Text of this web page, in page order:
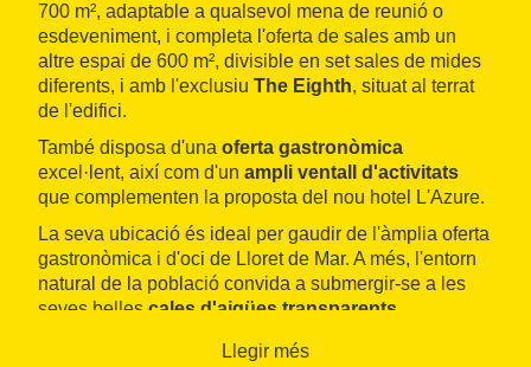
700 m², adaptable a qualsevol mena de reunió o
esdeveniment, i completa l'oferta de sales amb un
altre espai de 600 m², divisible en set sales de mides
diferents, i amb l'exclusiu The Eighth, situat al terrat
de l'edifici.
També disposa d'una oferta gastronòmica
excel·lent, així com d'un ampli ventall d'activitats
que complementen la proposta del nou hotel L'Azure.
La seva ubicació és ideal per gaudir de l'àmplia oferta
gastronòmica i d'oci de Lloret de Mar. A més, l'entorn
natural de la població convida a submergir-se a les
seves belles cales d'aigües transparents
Llegir més